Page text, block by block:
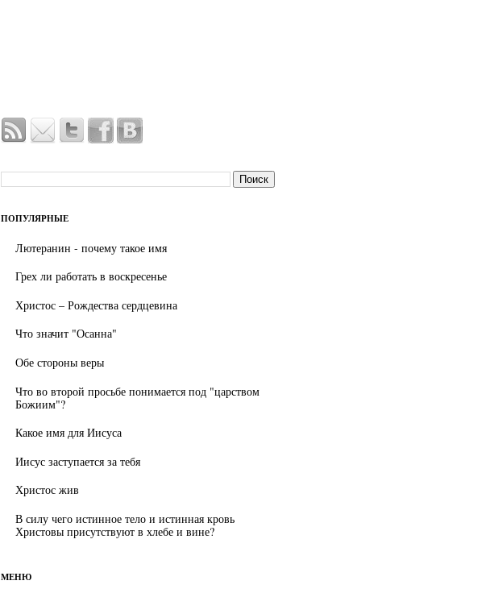
ПОПУЛЯРНЫЕ
Лютеранин - почему такое имя
Грех ли работать в воскресенье
Христос – Рождества сердцевина
Что значит "Осанна"
Обе стороны веры
Что во второй просьбе понимается под "царством
Божиим"?
Какое имя для Иисуса
Иисус заступается за тебя
Христос жив
В силу чего истинное тело и истинная кровь
Христовы присутствуют в хлебе и вине?
МЕНЮ